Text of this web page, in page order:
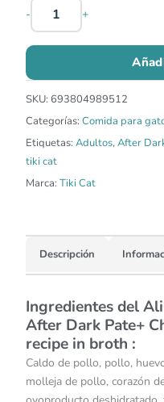
- +
SKU: 693804989512
Categorías: Comida para
Etiquetas: Adultos,After
tiki cat
Marca: Tiki Cat
Descripción
Ingredientes del
After Dark Pate+
recipe in broth :
Caldo de pollo, pollo,
molleja de pollo, corazón